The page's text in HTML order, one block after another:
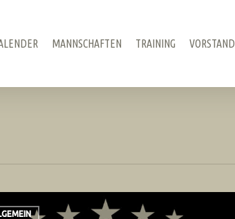
MANNSCHAFTEN TRAINING VORSTAND